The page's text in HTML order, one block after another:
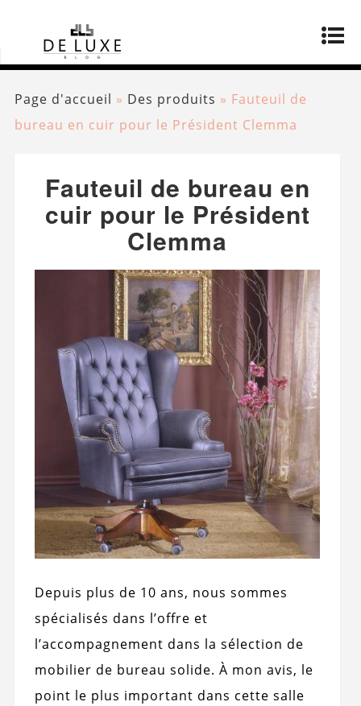
Page d'accueil » Des produits » Fauteuil de
bureau en cuir pour le Président Clemma
Fauteuil de bureau en
cuir pour le Président
Clemma
Depuis plus de 10 ans, nous sommes
spécialisés dans l’offre et
l’accompagnement dans la sélection de
mobilier de bureau solide. À mon avis, le
point le plus important dans cette salle